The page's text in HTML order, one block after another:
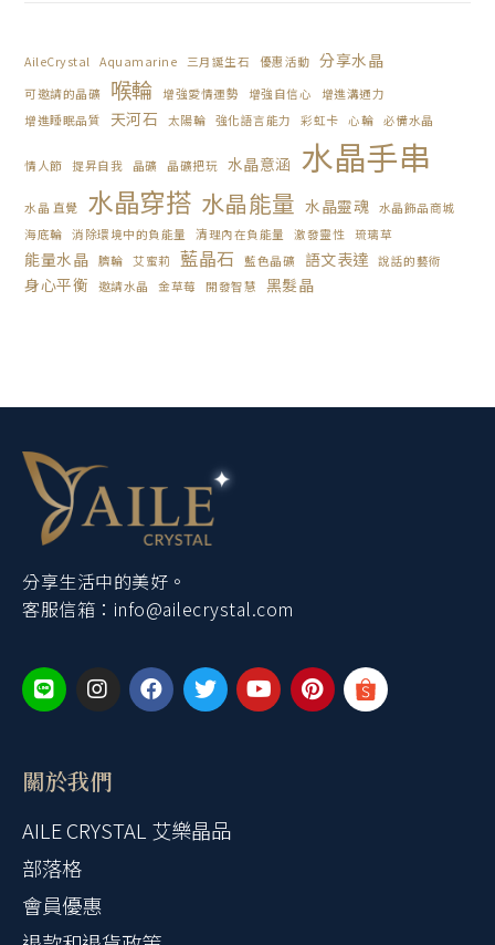
AileCrystal Aquamarine 三月誕生石 優惠活動 分享水晶
可邀請的晶礦 喉輪 增強愛情運勢 增強自信心
增進溝通力
增進睡眠品質
天河石 太陽輪 強化語言能力 彩虹卡 心輪 必備水晶
情人節 提昇自我 晶礦 晶礦把玩 水晶意涵 水晶手串
水晶 直覺 水晶穿搭 水晶能量 水晶靈魂 水晶飾品商城
海底輪
消除環境中的負能量 清理內在負能量 激發靈性 琉璃草
能量水晶 臍輪 艾蜜莉 藍晶石 藍色晶礦 語文表達 說話的藝術
身心平衡 邀請水晶 金草莓 開發智慧 黑髮晶
分享生活中的美好。
客服信箱： info@ailecrystal.com
關於我們
AILE CRYSTAL 艾樂晶品
部落格
會員優惠